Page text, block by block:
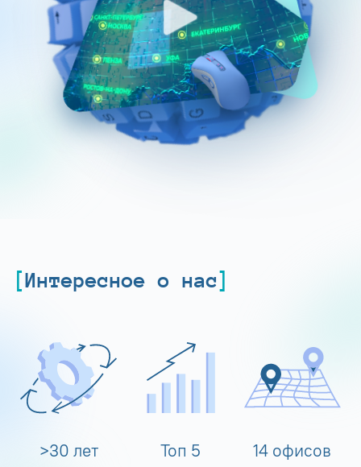
Интересное о нас
>30 лет Топ 5 14 офисов